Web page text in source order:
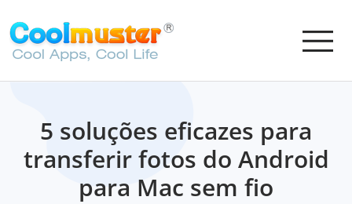
5 soluções eficazes para
transferir fotos do Android
para Mac sem fio